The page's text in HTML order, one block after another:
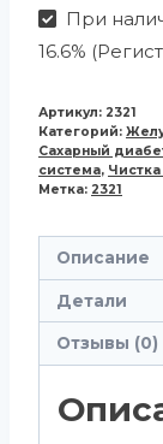
При
16.6%
Артикул: 2321
Категорий:
Сахарный
система,
Метка: 2321
Описание
Детали
Отзывы (0)